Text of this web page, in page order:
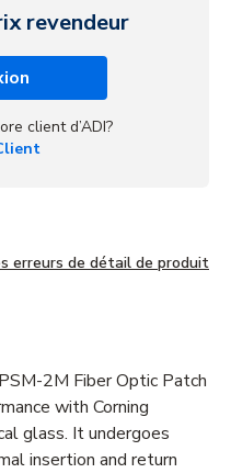
revendeur
client d’ADI?
erreurs de détail de produit
2M Fiber Optic Patch
with Corning
glass. It undergoes
insertion and return